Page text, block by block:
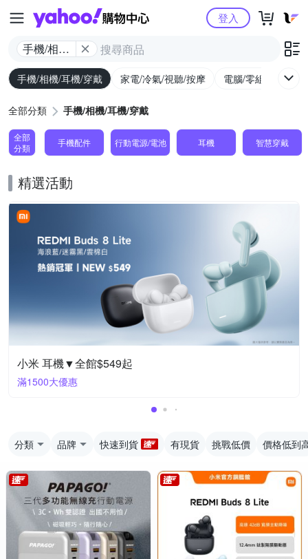
Yahoo購物中心
手機/相機/
耳機/穿戴
登入
手機/相機/耳機/穿戴 家電/冷氣/視聽/按摩 電腦/零組件/週邊/
全部分類 手機/相機/耳機/穿戴
全部
分類
手機配件 行動電源/電池 耳機 智慧穿戴
精選活動
小米 耳機▼全館$549起
滿1500大優惠
分類 品牌 快速到貨 有現貨 挑戰低價 價格低到